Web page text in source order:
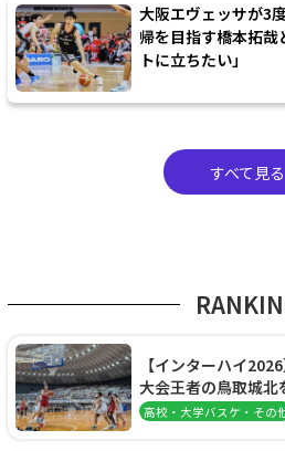
大阪エヴェッサが3
帰を目指す橋本拓
トに立ちたい」
すべて見る
【インターハイ
大会王者の鳥取城北
阜女子に完勝、大会
高校・大学バスケ・その